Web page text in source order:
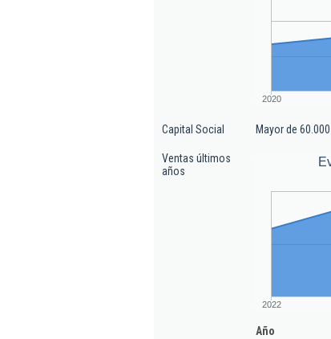
2020
Capital Social Mayor de
Ventas últimos
años
2022
Año